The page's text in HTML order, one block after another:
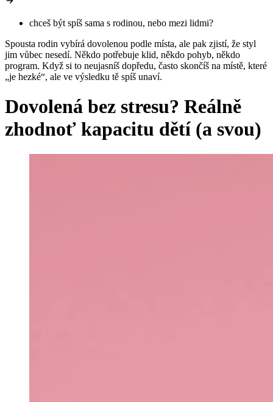
chceš být spíš sama s rodinou, nebo mezi lidmi?
Spousta rodin vybírá dovolenou podle místa, ale pak zjistí, že styl
jim vůbec nesedí. Někdo potřebuje klid, někdo pohyb, někdo
program. Když si to neujasníš dopředu, často skončíš na místě, které
„je hezké“, ale ve výsledku tě spíš unaví.
Dovolená bez stresu? Reálně
zhodnoť kapacitu dětí (a svou)